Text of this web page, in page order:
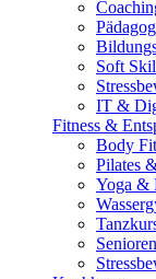
Soft
IT &
Fitness &
Body
Pilates
Yoga &